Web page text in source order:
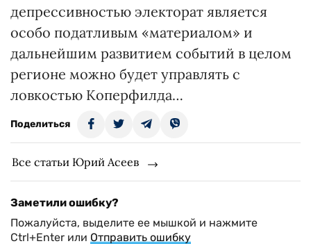
депрессивностью электорат является
особо податливым «материалом» и
дальнейшим развитием событий в целом
регионе можно будет управлять с
ловкостью Коперфилда…
Поделиться
Все статьи Юрий Асеев
Заметили ошибку?
Пожалуйста, выделите ее мышкой и нажмите
Ctrl+Enter или Отправить ошибку